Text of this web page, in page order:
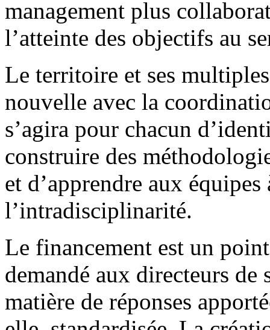
management plus
l’atteinte des objectifs au
Le territoire et ses
nouvelle avec la
s’agira pour chacun
construire des
et d’apprendre aux
l’intradisciplinarité.
Le financement est un
demandé aux directeurs de
matière de réponses